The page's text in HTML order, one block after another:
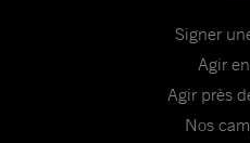
Signer
Agir
Agir près
Nos